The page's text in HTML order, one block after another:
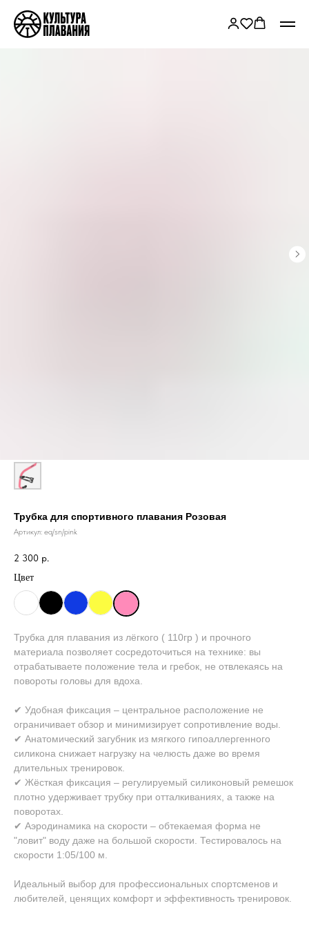
Трубка для спортивного плавания Розовая
Артикул: eq/sn/pink
2 300 р.
Цвет
Трубка для плавания из лёгкого ( 110гр ) и прочного
материала позволяет сосредоточиться на технике: вы
отрабатываете положение тела и гребок, не отвлекаясь на
повороты головы для вдоха.
✔ Удобная фиксация – центральное расположение не
ограничивает обзор и минимизирует сопротивление воды.
✔ Анатомический загубник из мягкого гипоаллергенного
силикона снижает нагрузку на челюсть даже во время
длительных тренировок.
✔ Жёсткая фиксация – регулируемый силиконовый ремешок
плотно удерживает трубку при отталкиваниях, а также на
поворотах.
✔ Аэродинамика на скорости – обтекаемая форма не
"ловит" воду даже на большой скорости. Тестировалось на
скорости 1:05/100 м.
Идеальный выбор для профессиональных спортсменов и
любителей, ценящих комфорт и эффективность тренировок.